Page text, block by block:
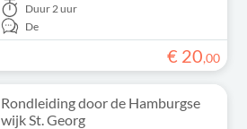
Duur 2 uur
De
€ 20,00
Rondleiding door de Hamburgse
wijk St. Georg